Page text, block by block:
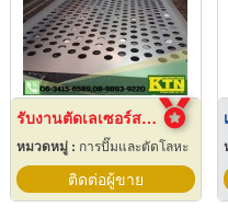
รับงานตัดเลเซอร์สแตนเลส ระยอง
หมวดหมู่ : การปั๊มและตัดโลหะ
ติดต่อผู้ขาย